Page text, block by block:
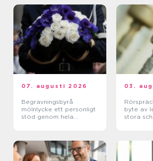
07. augusti 2026
Begravningsbyrå
mölnlycke ett personligt
stöd genom hela
03.
byte av
stora